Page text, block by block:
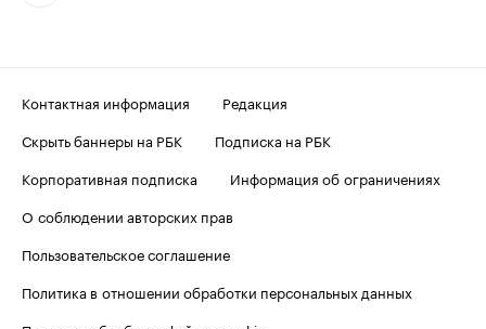
Контактная информация
Редакция
Скрыть баннеры на РБК
Подписка на РБК
Корпоративная подписка
Информация об ограничениях
О соблюдении авторских прав
Пользовательское соглашение
Политика в отношении обработки персональных данных